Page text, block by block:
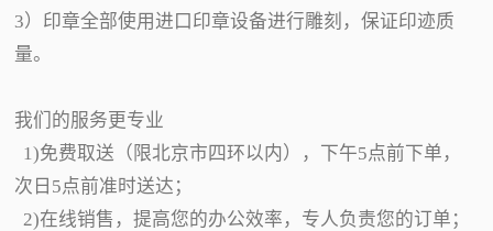
3）印章全部使用进口印章设备进行雕刻，保证印迹质
量。
我们的服务更专业
1)免费取送（限北京市四环以内），下午5点前下单，
次日5点前准时送达；
2)在线销售，提高您的办公效率，专人负责您的订单；